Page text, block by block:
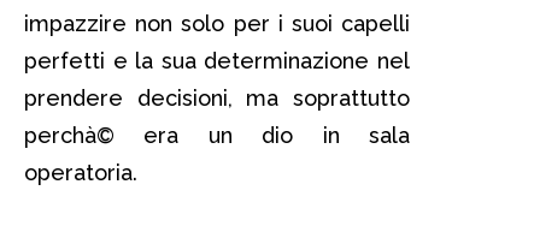
impazzire non solo per i suoi capelli
perfetti e la sua determinazione nel
prendere decisioni, ma soprattutto
perchà© era un dio in sala
operatoria.